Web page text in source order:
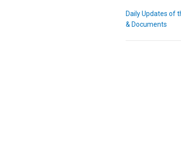
Daily Updates of
& Documents